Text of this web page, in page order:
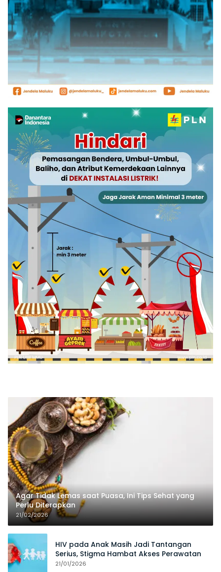
Agar Tidak Lemas saat Puasa, Ini Tips Sehat yang
Perlu Diterapkan
21/02/2026
HIV pada Anak Masih Jadi Tantangan
Serius, Stigma Hambat Akses Perawatan
21/01/2026